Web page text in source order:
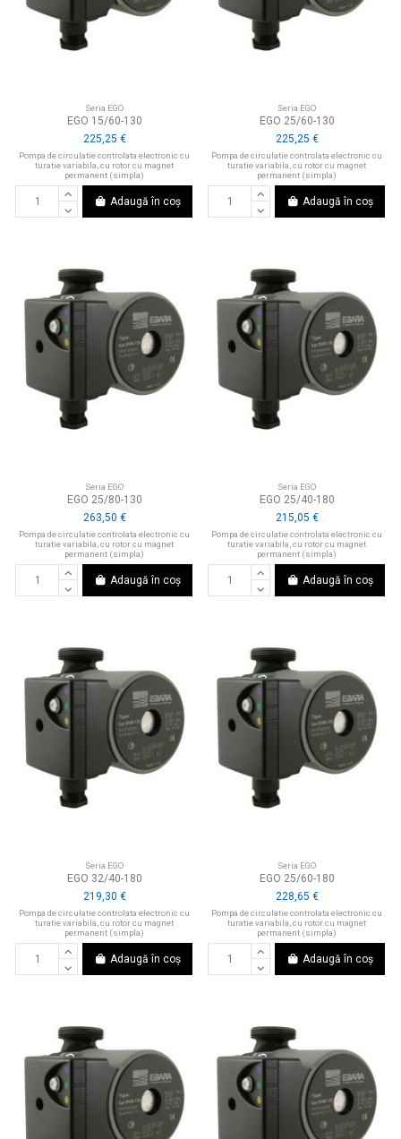
Seria EGO
EGO 15/60-130
225,25 €
Pompa de circulatie controlata electronic cu
turatie variabila, cu rotor cu magnet
permanent (simpla)
Adaugă în coș
Seria EGO
EGO 25/60-130
225,25 €
Pompa de circulatie controlata electronic cu
turatie variabila, cu rotor cu magnet
permanent (simpla)
Adaugă în coș
Seria EGO
EGO 25/80-130
263,50 €
Pompa de circulatie controlata electronic cu
turatie variabila, cu rotor cu magnet
permanent (simpla)
Adaugă în coș
Seria EGO
EGO 25/40-180
215,05 €
Pompa de circulatie controlata electronic cu
turatie variabila, cu rotor cu magnet
permanent (simpla)
Adaugă în coș
Seria EGO
EGO 32/40-180
219,30 €
Pompa de circulatie controlata electronic cu
turatie variabila, cu rotor cu magnet
permanent (simpla)
Adaugă în coș
Seria EGO
EGO 25/60-180
228,65 €
Pompa de circulatie controlata electronic cu
turatie variabila, cu rotor cu magnet
permanent (simpla)
Adaugă în coș